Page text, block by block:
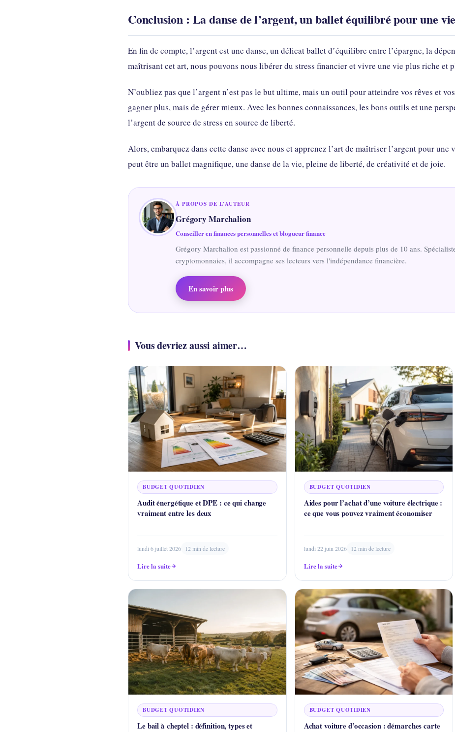
Conclusion : La danse de l’argent, un ballet équilibré pour une
En fin de compte, l’argent est une danse, un délicat ballet d’équilibre entre l’épargne, la
maîtrisant cet art, nous pouvons nous libérer du stress financier et vivre une vie plus riche et
N’oubliez pas que l’argent n’est pas le but ultime, mais un outil pour atteindre vos rêves et
gagner plus, mais de gérer mieux. Avec les bonnes connaissances, les bons outils et une
l’argent de source de stress en source de liberté.
Alors, embarquez dans cette danse avec nous et apprenez l’art de maîtriser l’argent pour
peut être un ballet magnifique, une danse de la vie, pleine de liberté, de créativité et de joie.
À PROPOS DE L'AUTEUR
Grégory Marchalion
Conseiller en finances personnelles et blogueur finance
Grégory Marchalion est passionné de finance personnelle depuis plus de 10 ans.
cryptomonnaies, il accompagne ses lecteurs vers l'indépendance financière.
En savoir plus
Vous devriez aussi aimer…
BUDGET QUOTIDIEN
Audit énergétique et DPE : ce qui change
vraiment entre les deux
lundi 6 juillet 2026 12 min de lecture
Lire la suite
BUDGET QUOTIDIEN
Aides pour l’achat d’une voiture électrique :
ce que vous pouvez vraiment économiser
lundi 22 juin 2026 12 min de lecture
Lire la suite
BUDGET QUOTIDIEN
Le bail à cheptel : définition, types et
BUDGET QUOTIDIEN
Achat voiture d’occasion : démarches carte